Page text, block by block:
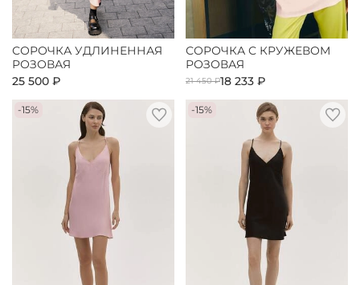
СОРОЧКА УДЛИНЕННАЯ
РОЗОВАЯ
25 500 ₽
СОРОЧКА С КРУЖЕВОМ
РОЗОВАЯ
21 450 ₽18 233 ₽
-15% -15%